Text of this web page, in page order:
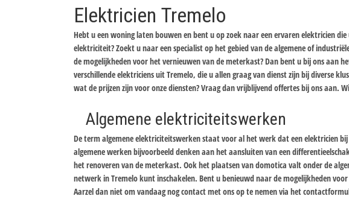
Elektricien Tremelo
Hebt u een woning laten bouwen en bent u op zoek naar een ervaren elektricien
elektriciteit? Zoekt u naar een specialist op het gebied van de algemene of
de mogelijkheden voor het vernieuwen van de meterkast? Dan bent u bij ons aan
verschillende elektriciens uit Tremelo, die u allen graag van dienst zijn bij diverse
wat de prijzen zijn voor onze diensten? Vraag dan vrijblijvend offertes bij ons aan.
Algemene elektriciteitswerken
De term algemene elektriciteitswerken staat voor al het werk dat een elektricien
algemene werken bijvoorbeeld denken aan het aansluiten van een
het renoveren van de meterkast. Ook het plaatsen van domotica valt onder de
netwerk in Tremelo kunt inschakelen. Bent u benieuwd naar de mogelijkheden
Aarzel dan niet om vandaag nog contact met ons op te nemen via het